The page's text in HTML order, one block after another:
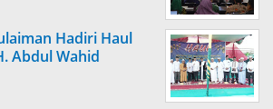
Hadiri Haul
Abdul Wahid